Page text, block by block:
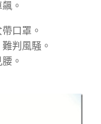
。
口罩。
判風騒。
。